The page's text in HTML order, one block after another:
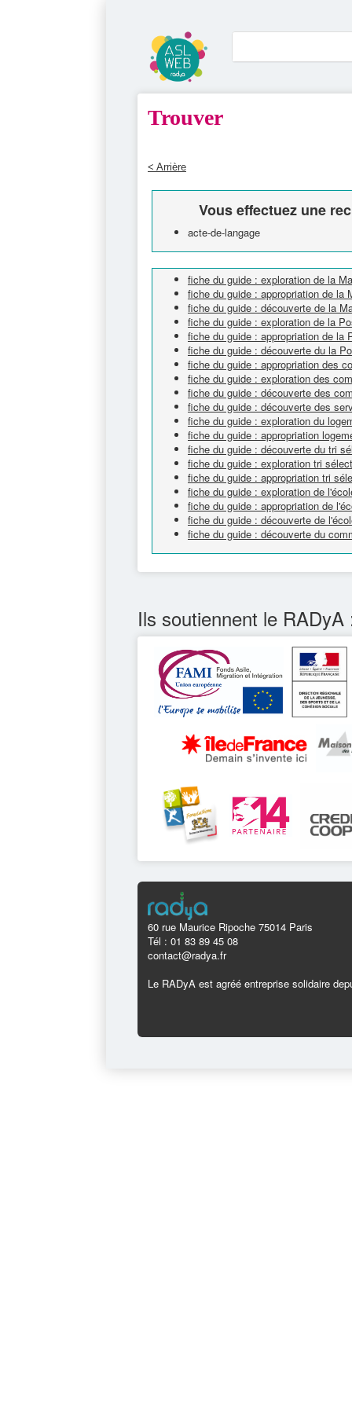
Trouver
< Arrière
Vous effectuez une
acte-de-langage
fiche du guide : exploration de la
fiche du guide : appropriation de la
fiche du guide : découverte de la
fiche du guide : exploration de la
fiche du guide : appropriation de la
fiche du guide : découverte du la
fiche du guide : appropriation des
fiche du guide : exploration des
fiche du guide : découverte des
fiche du guide : découverte des
fiche du guide : exploration du
fiche du guide : appropriation
fiche du guide : découverte du tri
fiche du guide : exploration tri
fiche du guide : appropriation tri
fiche du guide : exploration de
fiche du guide : appropriation de
fiche du guide : découverte de
fiche du guide : découverte du
Ils soutiennent le RADyA
60 rue Maurice Ripoche 75014 Paris
Tél : 01 83 89 45 08
contact@radya.fr
Le RADyA est agréé entreprise solidaire